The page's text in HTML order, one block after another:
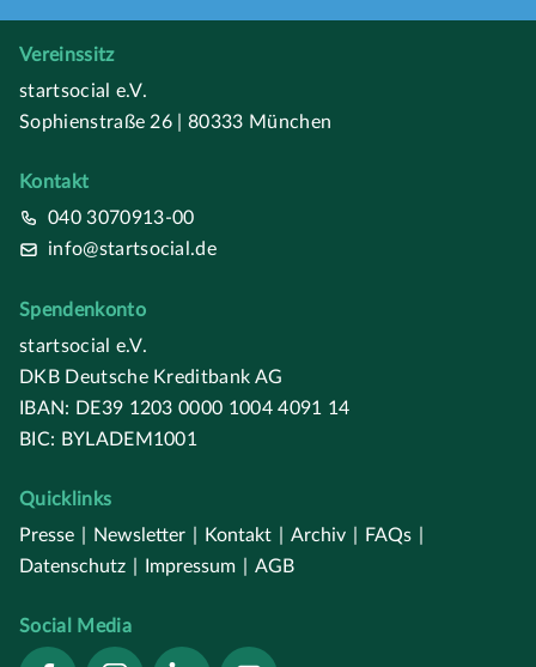
Vereinssitz
startsocial e.V.
Sophienstraße 26 | 80333 München
Kontakt
040 3070913-00
info@startsocial.de
Spendenkonto
startsocial e.V.
DKB Deutsche Kreditbank AG
IBAN: DE39 1203 0000 1004 4091 14
BIC: BYLADEM1001
Quicklinks
Presse
Newsletter Kontakt Archiv FAQs
Datenschutz
Impressum AGB
Social Media